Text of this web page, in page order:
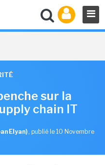
sur la
chain IT
Elyan) , publié le 10 Novembre